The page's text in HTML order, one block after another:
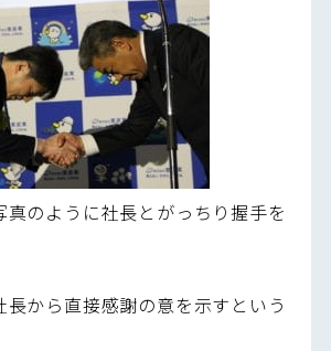
のように社長とがっちり握手を
から直接感謝の意を示すという